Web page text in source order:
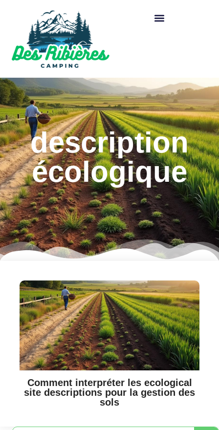
description
écologique
Comment interpréter les ecological
site descriptions pour la gestion des
sols